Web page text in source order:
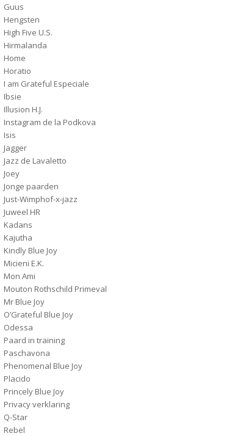
Guus
Hengsten
High Five U.S.
Hirmalanda
Home
Horatio
I am Grateful Especiale
Ibsie
Illusion H.J.
Instagram de la Podkova
Isis
Jagger
Jazz de Lavaletto
Joey
Jonge paarden
Just-Wimphof-x-jazz
Juweel HR
Kadans
Kajutha
Kindly Blue Joy
Micieni E.K.
Mon Ami
Mouton Rothschild Primeval
Mr Blue Joy
O’Grateful Blue Joy
Odessa
Paard in training
Paschavona
Phenomenal Blue Joy
Placido
Princely Blue Joy
Privacy verklaring
Q-Star
Rebel